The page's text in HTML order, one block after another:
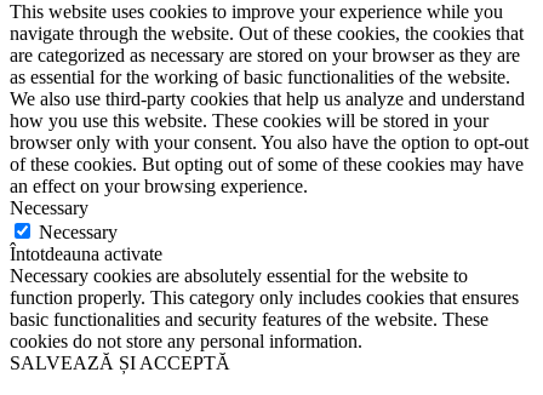
This website uses cookies to improve your experience while you
navigate through the website. Out of these cookies, the cookies that
are categorized as necessary are stored on your browser as they are
as essential for the working of basic functionalities of the website.
We also use third-party cookies that help us analyze and understand
how you use this website. These cookies will be stored in your
browser only with your consent. You also have the option to opt-out
of these cookies. But opting out of some of these cookies may have
an effect on your browsing experience.
Necessary
Necessary
Întotdeauna activate
Necessary cookies are absolutely essential for the website to
function properly. This category only includes cookies that ensures
basic functionalities and security features of the website. These
cookies do not store any personal information.
SALVEAZĂ ȘI ACCEPTĂ